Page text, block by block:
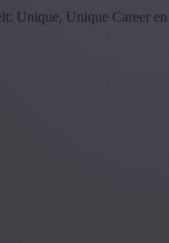
Unique, Unique Career